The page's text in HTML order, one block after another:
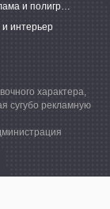
Реклама и полиграфия
интерьер
характера,
сугубо рекламную